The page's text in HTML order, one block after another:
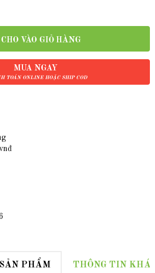
CHO VÀO GIỎ HÀNG
MUA NGAY
TOÁN ONLINE HOẶC SHIP COD
PHẨM THÔNG TIN